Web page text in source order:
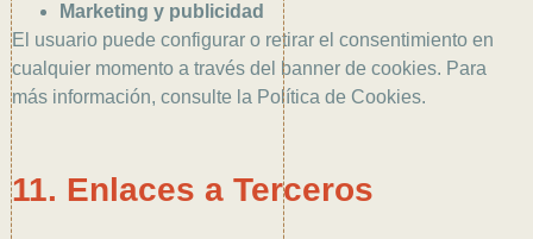
Marketing y publicidad
El usuario puede configurar o retirar el consentimiento en
cualquier momento a través del banner de cookies. Para
más información, consulte la Política de Cookies.
11. Enlaces a Terceros